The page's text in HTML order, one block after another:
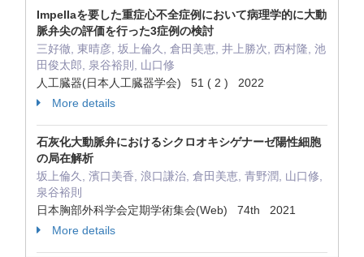
Impellaを要した重症心不全症例において病理学的に大動
脈弁尖の評価を行った3症例の検討
三好徹, 東晴彦, 坂上倫久, 倉田美恵, 井上勝次, 西村隆, 池
田俊太郎, 泉谷裕則, 山口修
人工臓器(日本人工臓器学会) 51 ( 2 ) 2022
More details
石灰化大動脈弁におけるシクロオキシゲナーゼ陽性細胞
の局在解析
坂上倫久, 濱口美香, 浪口謙治, 倉田美恵, 青野潤, 山口修,
泉谷裕則
日本胸部外科学会定期学術集会(Web) 74th 2021
More details